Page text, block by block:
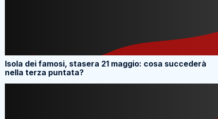
Isola dei famosi, stasera 21 maggio: cosa succederà
nella terza puntata?